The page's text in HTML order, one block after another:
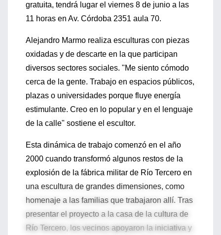
gratuita, tendrá lugar el viernes 8 de junio a las
11 horas en Av. Córdoba 2351 aula 70.
Alejandro Marmo realiza esculturas con piezas
oxidadas y de descarte en la que participan
diversos sectores sociales. "Me siento cómodo
cerca de la gente. Trabajo en espacios públicos,
plazas o universidades porque fluye energía
estimulante. Creo en lo popular y en el lenguaje
de la calle" sostiene el escultor.
Esta dinámica de trabajo comenzó en el año
2000 cuando transformó algunos restos de la
explosión de la fábrica militar de Río Tercero en
una escultura de grandes dimensiones, como
homenaje a las familias que trabajaron allí. Tras
presentar el proyecto a la casa de la cultura de
Río Tercero, los vecinos apoyaron la iniciativa y